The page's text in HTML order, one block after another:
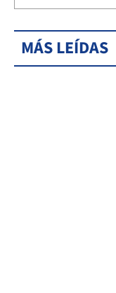
MÁS LEÍDAS